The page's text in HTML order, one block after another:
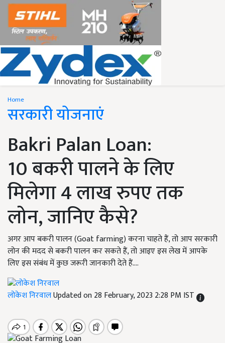
Home
सरकारी योजनाएं
Bakri Palan Loan:
10 बकरी पालने के लिए
मिलेगा 4 लाख रुपए तक
लोन, जानिए कैसे?
अगर आप बकरी पालन (Goat farming) करना चाहते हैं, तो आप सरकारी
लोन की मदद से बकरी पालन कर सकते हैं, तो आइए इस लेख में आपके
लिए इस संबंध में कुछ जरूरी जानकारी देते हैं....
लोकेश निरवालUpdated on 28 February, 2023 2:28 PM IST